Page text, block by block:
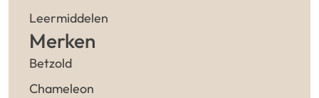
Leermiddelen
Merken
Betzold
Chameleon